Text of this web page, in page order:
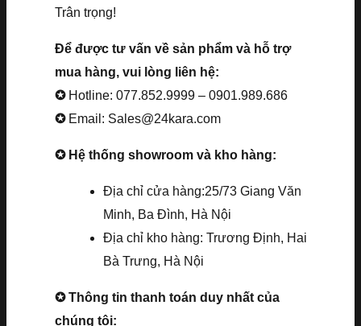
Trân trọng!
Để được tư vấn về sản phẩm và hỗ trợ
mua hàng, vui lòng liên hệ:
✪ Hotline: 077.852.9999 – 0901.989.686
✪ Email: Sales@24kara.com
✪ Hệ thống showroom và kho hàng:
Địa chỉ cửa hàng:25/73 Giang Văn
Minh, Ba Đình, Hà Nội
Địa chỉ kho hàng: Trương Định, Hai
Bà Trưng, Hà Nội
✪ Thông tin thanh toán duy nhất của
chúng tôi: